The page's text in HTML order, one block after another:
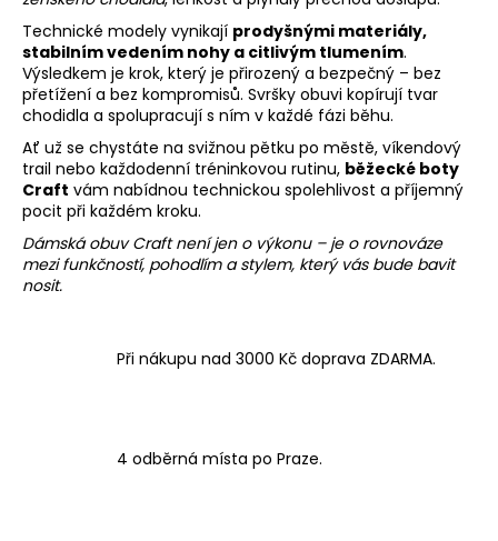
v
k
y
v
ý
p
i
s
Technické modely vynikají prodyšnými materiály,
stabilním vedením nohy a citlivým tlumením.
Výsledkem je krok, který je přirozený a bezpečný – bez
přetížení a bez kompromisů. Svršky obuvi kopírují tvar
chodidla a spolupracují s ním v každé fázi běhu.
Ať už se chystáte na svižnou pětku po městě, víkendový
trail nebo každodenní tréninkovou rutinu, běžecké boty
Craft vám nabídnou technickou spolehlivost a příjemný
pocit při každém kroku.
Dámská obuv Craft není jen o výkonu – je o rovnováze
mezi funkčností, pohodlím a stylem, který vás bude bavit
nosit.
Při nákupu nad 3000 Kč doprava ZDARMA.
4 odběrná místa po Praze.